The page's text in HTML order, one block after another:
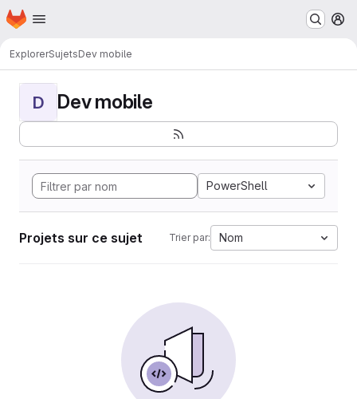
Passer au contenu principal
Page d'accueil
ExplorerSujetsDev mobile
D Dev mobile
PowerShell
Projets sur ce sujet Trier par: Nom